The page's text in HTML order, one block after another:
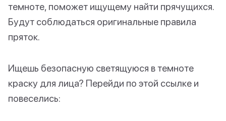
темноте, поможет ищущему найти прячущихся.
Будут соблюдаться оригинальные правила
пряток.
Ищешь безопасную светящуюся в темноте
краску для лица? Перейди по этой ссылке и
повеселись: